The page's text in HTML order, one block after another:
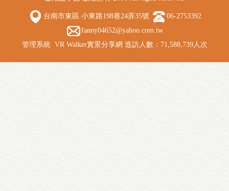
台南市東區 小東路198巷24弄35號
06-2753392
fanny04652@yahoo.com.tw
管理系統 VR Walker實景分享網 造訪人數：71,588,739人次